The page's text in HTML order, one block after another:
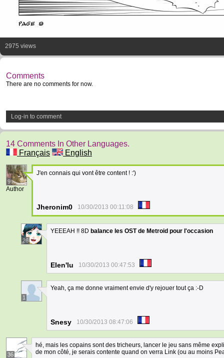
2975 views
Comments
There are no comments for now.
Log-in to comment
14 Comments In Other Languages.
Français
English
9
Author
J'en connais qui vont être content ! :')
Jheronim0 10/30/2013 00:11:08
26
YEEEAH !! 8D balance les OST de Metroid pour l'occasion
Elen'lu 10/30/2013 00:47:53
1
Yeah, ça me donne vraiment envie d'y rejouer tout ça :-D
Snesy 10/30/2013 08:47:06
36
hé, mais les copains sont des tricheurs, lancer le jeu sans même
de mon côté, je serais contente quand on verra Link (ou au moins